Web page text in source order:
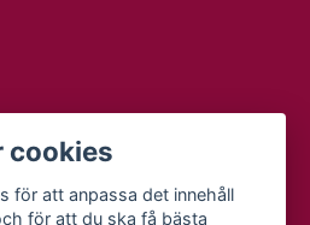
cookies
för att anpassa det innehåll
för att du ska få bästa